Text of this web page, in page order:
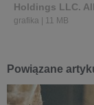
Holdings LLC.
grafika 11 MB
Powiązane